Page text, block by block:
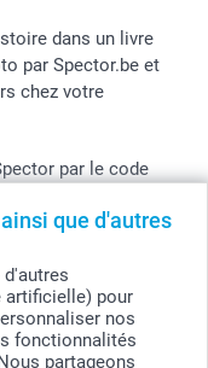
que d'autres
pour
nos
fonctionnalités
partageons
dans un livre
par Spector.be et
chez votre
par le code
Belgique
et hors frais de port.